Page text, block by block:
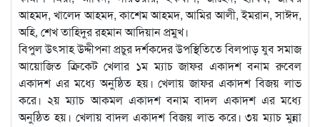
আহমদ, খালেদ আহমদ, কাশেম আহমদ, আমির আলী, ইমরান, সাঈদ,
অহি, শেখ তাহিদুর রহমান আদিয়ান প্রমুখ।
বিপুল উৎসাহ উদ্দীপনা প্রচুর দর্শকদের উপস্থিতিতে বিলপাড় যুব সমাজ
আয়োজিত ক্রিকেট খেলার ১ম ম্যাচ জাফর একাদশ বনাম রুবেল
একাদশ এর মধ্যে অনুষ্ঠিত হয়। খেলায় জাফর একাদশ বিজয় লাভ
করে। ২য় ম্যাচ আকমল একাদশ বনাম বাদল একাদশ এর মধ্যে
অনুষ্ঠিত হয়। খেলায় বাদল একাদশ বিজয় লাভ করে। ৩য় ম্যাচ মুন্না